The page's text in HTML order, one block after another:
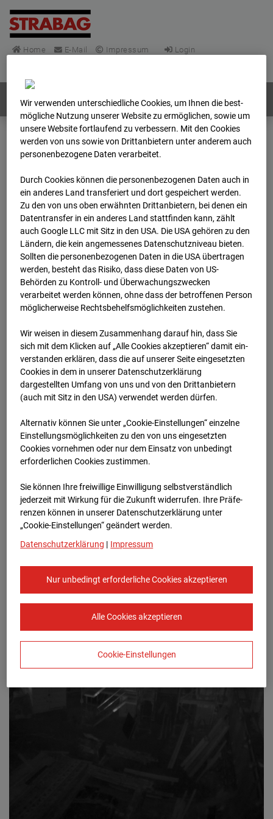
Home E-Mail Impressum
Login
Webcams: Alle Länder
Deutschland
Archiv
2025 12 01 18:32
BC-148 - BV-Frankfurt
EÜ Isenburger
Schneise (Cam 1)
Isenburger Schneise 40, 60528 Frankfurt
Archivdatum:01.12.2025 18:32,
Europe/Berlin
Wir verwenden unterschiedliche Cookies, um Ihnen die best­
mögliche Nutzung unserer Website zu ermöglichen, sowie um
unsere Website fortlaufend zu verbessern. Mit den Cookies
werden von uns sowie von Drittanbietern unter anderem auch
personenbezogene Daten verarbeitet.
Durch Cookies können die personenbezogenen Daten auch in
ein anderes Land transferiert und dort gespeichert werden.
Zu den von uns oben erwähnten Drittanbietern, bei denen ein
Datentransfer in ein anderes Land stattfinden kann, zählt
auch Google LLC mit Sitz in den USA. Die USA gehören zu den
Ländern, die kein angemessenes Datenschutzniveau bieten.
Sollten die personenbezogenen Daten in die USA übertragen
werden, besteht das Risiko, dass diese Daten von US-
Behörden zu Kontroll- und Überwachungszwecken
verarbeitet werden können, ohne dass der betroffenen Person
möglicherweise Rechtsbehelfsmöglichkeiten zustehen.
Wir weisen in diesem Zusammenhang darauf hin, dass Sie
sich mit dem Klicken auf „Alle Cookies akzeptieren“ damit ein­
ver­standen erklären, dass die auf unserer Seite eingesetzten
Cookies in dem in unserer Datenschutzerklärung
dargestellten Umfang von uns und von den Drittanbietern
(auch mit Sitz in den USA) verwendet werden dürfen.
Alternativ können Sie unter „Cookie-Einstellungen“ einzelne
Einstellungsmöglichkeiten zu den von uns eingesetzten
Cookies vornehmen oder nur dem Einsatz von unbedingt
erforderlichen Cookies zustimmen.
Sie können Ihre freiwillige Einwilligung selbstverständlich
jederzeit mit Wirkung für die Zukunft widerrufen. Ihre Prä­fe­
renzen können in unserer Datenschutzerklärung unter
„Cookie-Einstellungen“ geändert werden.
Datenschutzerklärung | Impressum
Nur unbedingt erforderliche Cookies akzeptieren
Alle Cookies akzeptieren
Cookie-Einstellungen